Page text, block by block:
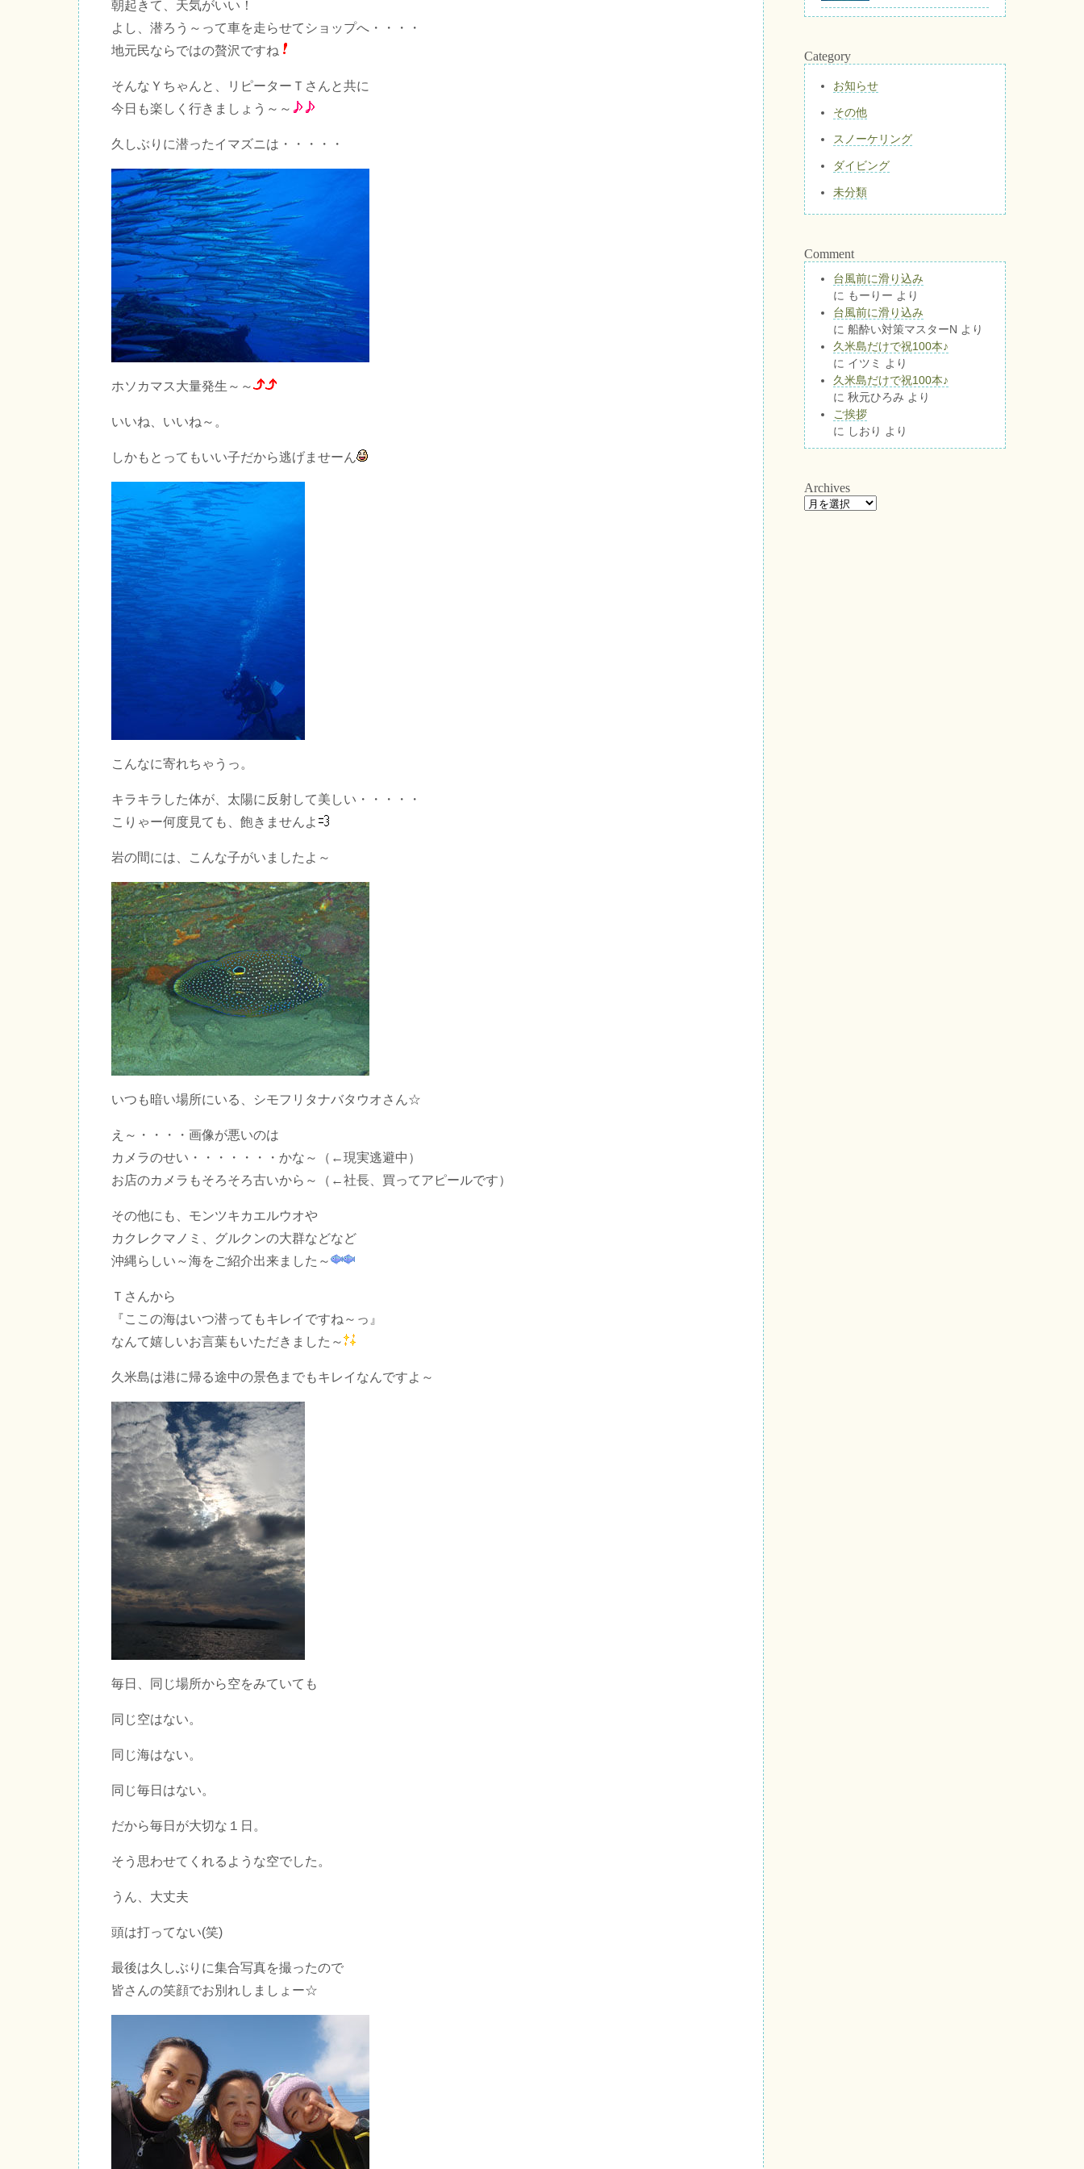
朝起きて、天気がいい！
よし、潜ろう～って車を走らせてショップへ・・・・
地元民ならではの贅沢ですね
そんなＹちゃんと、リピーターＴさんと共に
今日も楽しく行きましょう～～
久しぶりに潜ったイマズニは・・・・・
ホソカマス大量発生～～
いいね、いいね～。
しかもとってもいい子だから逃げませーん
こんなに寄れちゃうっ。
キラキラした体が、太陽に反射して美しい・・・・・
こりゃー何度見ても、飽きませんよ
岩の間には、こんな子がいましたよ～
いつも暗い場所にいる、シモフリタナバタウオさん☆
え～・・・・画像が悪いのは
カメラのせい・・・・・・・かな～（←現実逃避中）
お店のカメラもそろそろ古いから～（←社長、買ってアピールです）
その他にも、モンツキカエルウオや
カクレクマノミ、グルクンの大群などなど
沖縄らしい～海をご紹介出来ました～
Ｔさんから
『ここの海はいつ潜ってもキレイですね～っ』
なんて嬉しいお言葉もいただきました～
久米島は港に帰る途中の景色までもキレイなんですよ～
毎日、同じ場所から空をみていても
同じ空はない。
同じ海はない。
同じ毎日はない。
だから毎日が大切な１日。
そう思わせてくれるような空でした。
うん、大丈夫
頭は打ってない(笑)
最後は久しぶりに集合写真を撮ったので
皆さんの笑顔でお別れしましょー☆
Category
お知らせ
その他
スノーケリング
ダイビング
未分類
Comment
台風前に滑り込み
に もーりー より
台風前に滑り込み
に 船酔い対策マスターN より
久米島だけで祝100本♪
に イツミ
より
久米島だけで祝100本♪
に 秋元ひろみ より
ご挨拶
に しおり より
Archives